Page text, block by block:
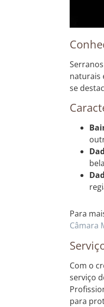
naturais
se
Para
Câmara
Com o
serviço
para